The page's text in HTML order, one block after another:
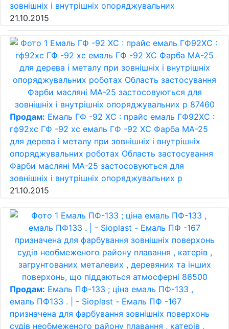
зовнішніх і внутрішніх опоряджувальних
21.10.2015
Продам: Емаль ГФ -92 ХС : прайс емаль ГФ92ХС :
гф92хс ГФ -92 хс емаль ГФ -92 ХС Фарба МА-25
для дерева і металу при зовнішніх і внутрішніх
опоряджувальних роботах Область застосування
Фарби масляні МА-25 застосовуються для
зовнішніх і внутрішніх опоряджувальних р
21.10.2015
Продам: Емаль ПФ-133 ; ціна емаль ПФ-133 ,
емаль ПФ133 . | - Sioplast - Емаль ПФ -167
призначена для фарбування зовнішніх поверхонь
судів необмеженого району плавання , катерів ,